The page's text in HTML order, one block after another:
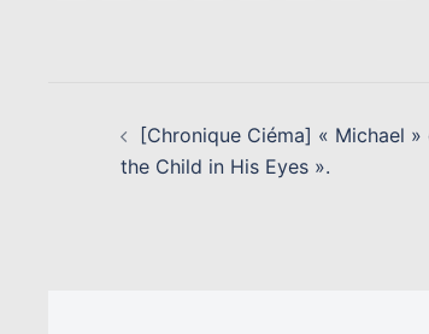
D’ARTICLE[Chronique Ciéma] « Michael »
the Child in His Eyes ».